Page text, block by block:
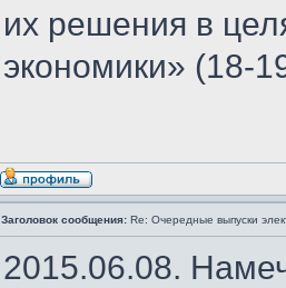
их решения в
экономики» (18-
Заголовок сообщения: Re: Очередные выпуски
2015.06.08.